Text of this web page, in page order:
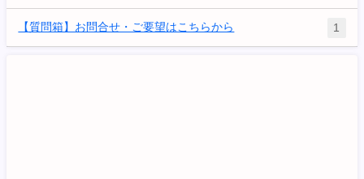
【質問箱】お問合せ・ご要望はこちらから 1